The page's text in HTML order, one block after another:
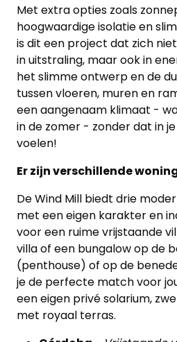
Met extra opties zoals
hoogwaardige isolatie en
is dit een project dat zich
in uitstraling, maar ook in
het slimme ontwerp en de
tussen vloeren, muren en
een aangenaam klimaat -
in de zomer - zonder dat in
voelen!
Er zijn verschillende
De Wind Mill biedt drie
met een eigen karakter en
voor een ruime vrijstaande
villa of een bungalow op de
(penthouse) of op de
je de perfecte match voor
een eigen privé solarium,
met royaal terras.